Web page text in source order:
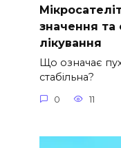
значення та
лікування
Що означає
стабільна?
0 11